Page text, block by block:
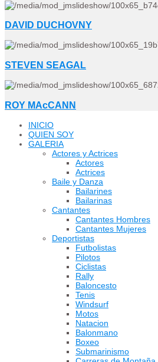
DAVID DUCHOVNY
STEVEN SEAGAL
ROY MAcCANN
INICIO
QUIEN SOY
GALERIA
Actores y Actrices
Actores
Actrices
Baile y Danza
Bailarines
Bailarinas
Cantantes
Cantantes Hombres
Cantantes Mujeres
Deportistas
Futbolistas
Pilotos
Ciclistas
Rally
Baloncesto
Tenis
Windsurf
Motos
Natacion
Balonmano
Boxeo
Submarinismo